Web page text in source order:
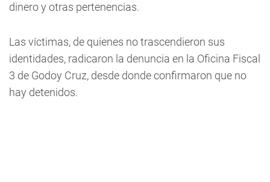
dinero y otras pertenencias.
Las víctimas, de quienes no trascendieron sus
identidades, radicaron la denuncia en la Oficina Fiscal
3 de Godoy Cruz, desde donde confirmaron que no
hay detenidos.